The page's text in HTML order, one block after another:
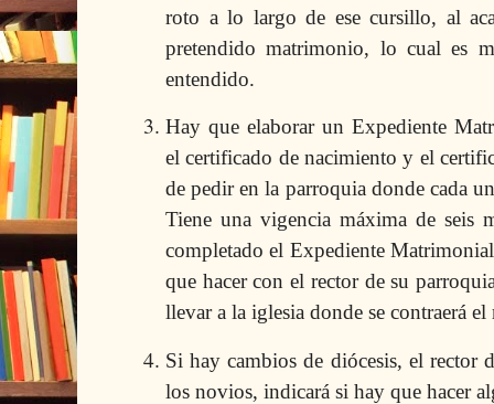
roto a lo largo de ese cursillo, al
pretendido matrimonio, lo cual es
entendido.
Hay que elaborar un Expediente
el certificado de nacimiento y el
de pedir en la parroquia donde cada
Tiene una vigencia máxima de seis
completado el Expediente
que hacer con el rector de su
llevar a la iglesia donde se contraerá
Si hay cambios de diócesis, el rector
los novios, indicará si hay que hacer